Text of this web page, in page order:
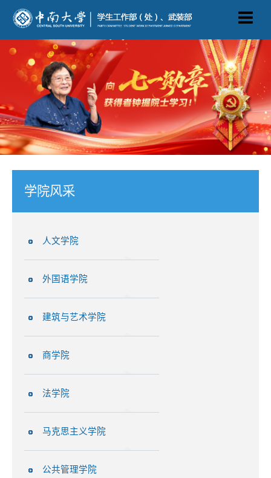
学院风采
人文学院
外国语学院
建筑与艺术学院
商学院
法学院
马克思主义学院
公共管理学院